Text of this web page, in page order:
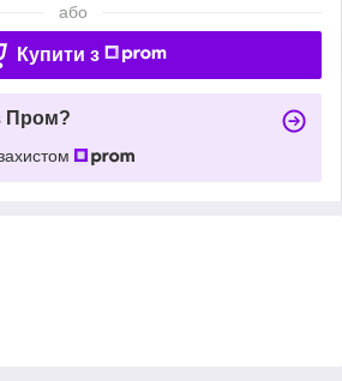
або
Купити з
Пром?